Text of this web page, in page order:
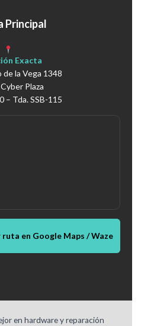
Principal
Exacta
de la Vega 1348
Plaza
– Tda. SSB-115
ruta en Google Maps / Waze
en hardware y reparación